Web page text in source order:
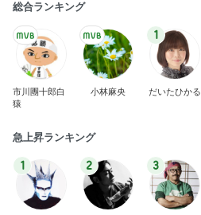
総合ランキング
市川團十郎白
猿
小林麻央
1
だいたひかる
急上昇ランキング
1 2 3